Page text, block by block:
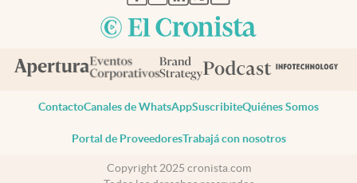
ContactoCanales de WhatsAppSuscribiteQuiénes Somos
Portal de ProveedoresTrabajá con nosotros
Copyright 2025 cronista.com